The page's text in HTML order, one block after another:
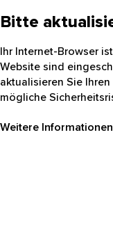
Bitte
Ihr Internet-Browser
Website sind
aktualisieren Sie
mögliche
Weitere Informationen